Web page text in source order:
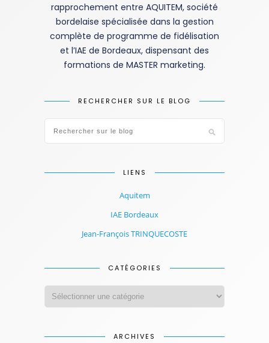
rapprochement entre AQUITEM, société
bordelaise spécialisée dans la gestion
complète de programme de fidélisation
et l’IAE de Bordeaux, dispensant des
formations de MASTER marketing.
RECHERCHER SUR LE BLOG
LIENS
Aquitem
IAE Bordeaux
Jean-François TRINQUECOSTE
CATÉGORIES
ARCHIVES